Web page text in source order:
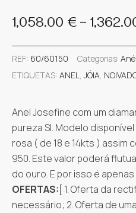
1,058.00 € –
REF: 60/60150 Categorias:
ETIQUETAS: ANEL,JÓIA,
Anel Josefine com um
pureza SI. Modelo
rosa ( de 18 e 14kts ) assim
950. Este valor poderá
do ouro. E por isso é
OFERTAS:[ 1. Oferta da
necessário; 2. Oferta de